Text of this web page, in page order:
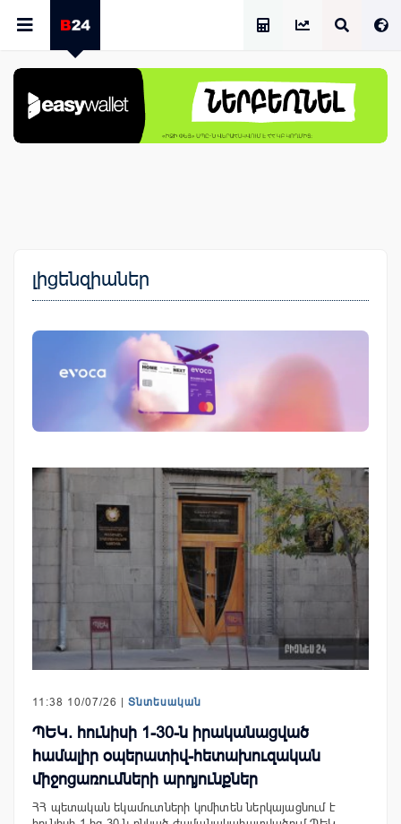
լիցենզիաներ
11:38 10/07/26 | Տնտեսական
ՊԵԿ. հունիսի 1-30-ն իրականացված
համալիր օպերատիվ-հետախուզական
միջոցառումների արդյունքներ
ՀՀ պետական եկամուտների կոմիտեն ներկայացնում է